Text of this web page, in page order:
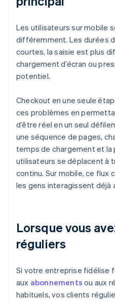
Les utilisateurs sur mobile
différemment. Les durées
courtes, la saisie est plus
chargement d’écran ou
potentiel.
Checkout en une seule
ces problèmes en
d’être réel en un seul
une séquence de pages,
temps de chargement et la
utilisateurs se déplacent à
continu. Sur mobile, ce flux
les gens interagissent déjà
Lorsque vous
réguliers
Si votre entreprise fidélise
aux abonnements ou aux
habituels, vos clients